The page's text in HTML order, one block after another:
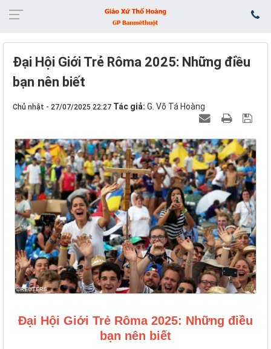
Đại Hội Giới Trẻ Rôma 2025: Những điều
bạn nên biết
Chủ nhật - 27/07/2025 22:27 Tác giả: G. Võ Tá Hoàng
Đại Hội Giới Trẻ Rôma 2025: Những điều
bạn nên biết